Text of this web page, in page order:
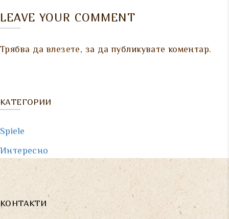
LEAVE YOUR COMMENT
Трябва давлезете, за да публикувате коментар.
КАТЕГОРИИ
Spiele
Интересно
КОНТАКТИ